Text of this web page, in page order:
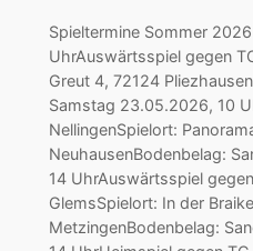
Spieltermine Sommer
UhrAuswärtsspiel gegen
Greut 4, 72124
Samstag 23.05.2026, 10
NellingenSpielort:
NeuhausenBodenbelag:
14 UhrAuswärtsspiel
GlemsSpielort: In der
MetzingenBodenbelag: